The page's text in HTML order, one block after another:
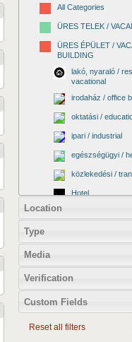
All Categories
ÜRES TELEK /
ÜRES ÉPÜLET /
BUILDING
lakó, nyaraló /
vacational
irodaház / office
oktatási /
ipari / industrial
egészségügyi /
közlekedési /
Hotel
kereskedelmi /
egyéb / other
kulturális / cultural
BEFEJEZETLEN
UNFINISHED
Location
Type
Media
Verification
Custom Fields
Reset all filters